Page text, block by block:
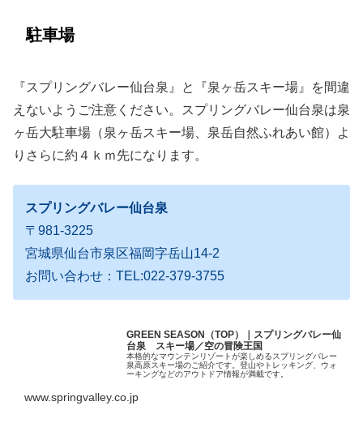
駐車場
『スプリングバレー仙台泉』と『泉ヶ岳スキー場』を間違
えないようご注意ください。スプリングバレー仙台泉は泉
ヶ岳大駐車場（泉ヶ岳スキー場、泉岳自然ふれあい館）よ
りさらに約４ｋｍ先になります。
スプリングバレー仙台泉
〒981-3225
宮城県仙台市泉区福岡字岳山14-2
お問い合わせ：TEL:022-379-3755
GREEN SEASON（TOP）｜スプリングバレー仙
台泉 スキー場／空の冒険王国
本格的なマウンテンリゾートが楽しめるスプリングバレー
泉高原スキー場のご紹介です。登山やトレッキング、ウォ
ーキングなどのアウトドア情報が満載です。
www.springvalley.co.jp